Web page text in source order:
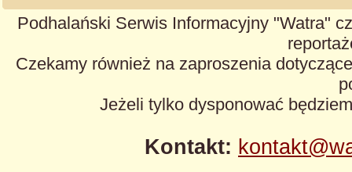
Podhalański Serwis Informacyjny "Watra"
Czekamy również na zaproszenia
Jeżeli tylko dysponować
Kontakt: